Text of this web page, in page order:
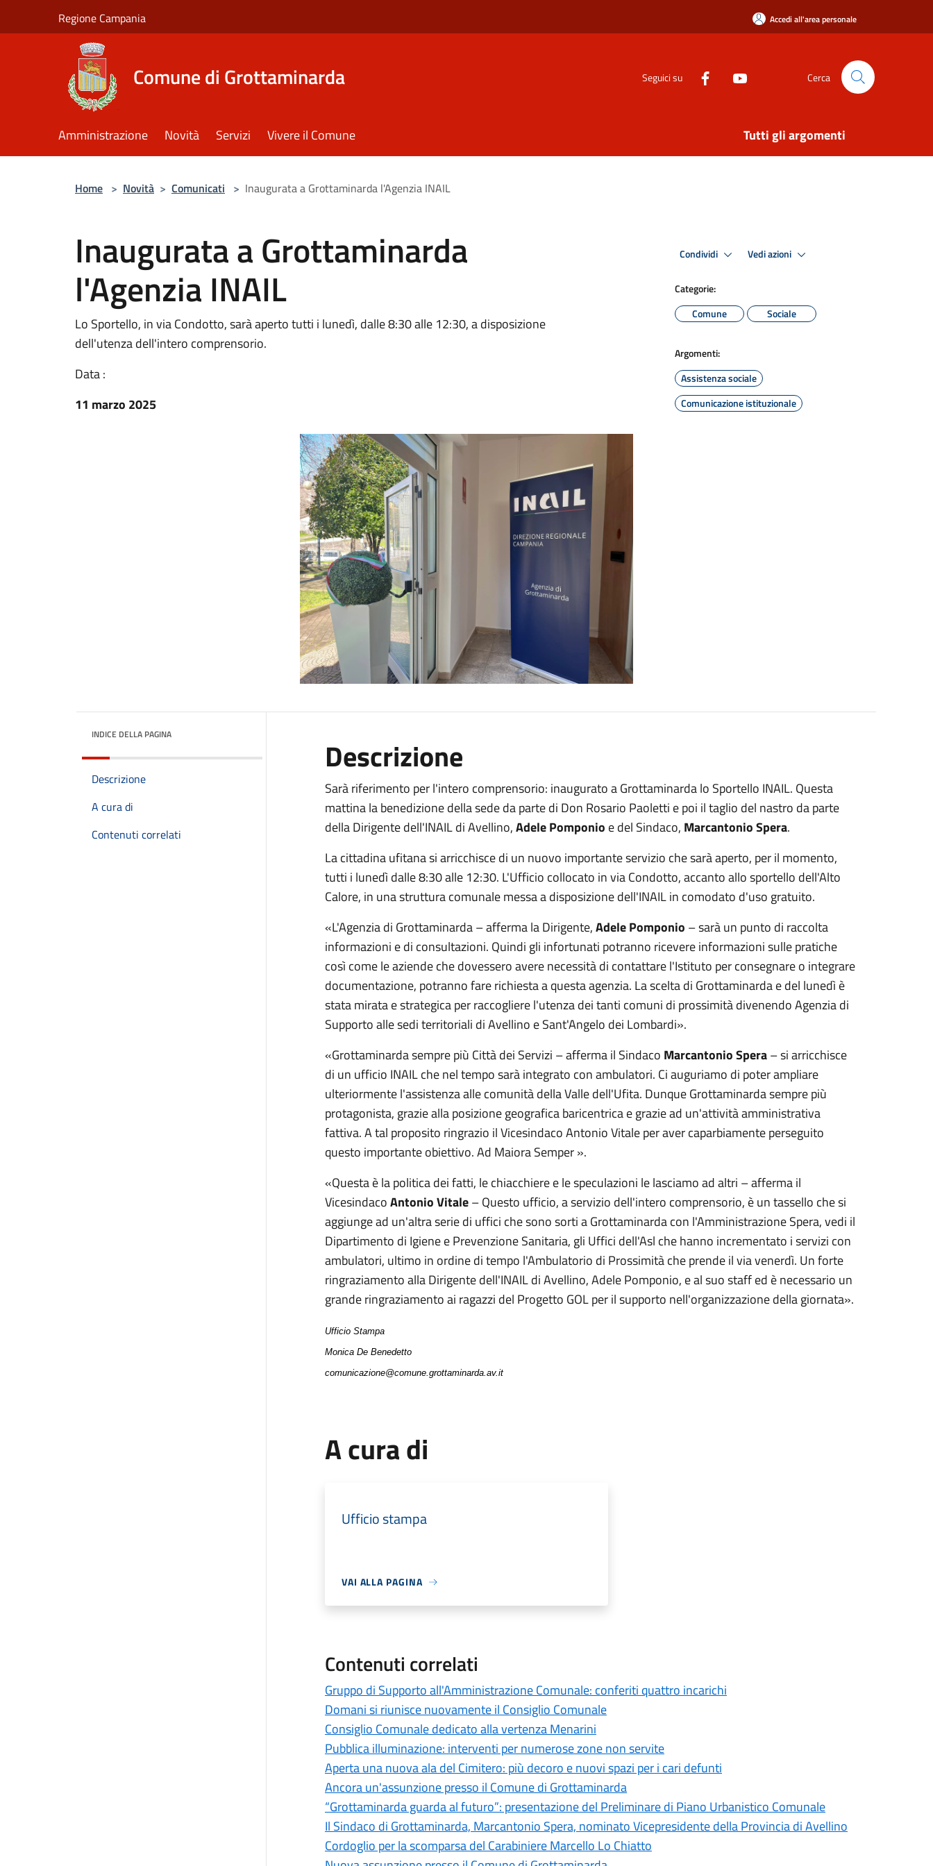
Regione Campania Accedi all'area personale
Comune di Grottaminarda Seguici su Cerca
Amministrazione Novità Servizi Vivere il Comune Tutti gli argomenti
Home > Novità > Comunicati > Inaugurata a Grottaminarda l'Agenzia INAIL
Inaugurata a Grottaminarda
l'Agenzia INAIL
Lo Sportello, in via Condotto, sarà aperto tutti i lunedì, dalle 8:30 alle 12:30, a disposizione
dell'utenza dell'intero comprensorio.
Data :
11 marzo 2025
Condividi Vedi azioni
Categorie:
Comune
Sociale
Argomenti:
Assistenza sociale
Comunicazione istituzionale
INDICE DELLA PAGINA
Descrizione
A cura di
Contenuti correlati
Descrizione
Sarà riferimento per l'intero comprensorio: inaugurato a Grottaminarda lo Sportello INAIL. Questa
mattina la benedizione della sede da parte di Don Rosario Paoletti e poi il taglio del nastro da parte
della Dirigente dell'INAIL di Avellino,Adele Pomponio e del Sindaco, Marcantonio Spera.
La cittadina ufitana si arricchisce di un nuovo importante servizio che sarà aperto, per il momento,
tutti i lunedì dalle 8:30 alle 12:30. L'Ufficio collocato in via Condotto, accanto allo sportello dell'Alto
Calore, in una struttura comunale messa a disposizione dell'INAIL in comodato d'uso gratuito.
«L'Agenzia di Grottaminarda– afferma la Dirigente,Adele Pomponio – sarà un punto di raccolta
informazioni e di consultazioni. Quindi gli infortunati potranno ricevere informazioni sulle pratiche
così come le aziende che dovessero avere necessità di contattare l'Istituto per consegnare o integrare
documentazione, potranno fare richiesta a questa agenzia. La scelta di Grottaminarda e del lunedì è
stata mirata e strategica per raccogliere l'utenza dei tanti comuni di prossimità divenendo Agenzia di
Supporto alle sedi territoriali di Avellino e Sant'Angelo dei Lombardi».
«Grottaminarda sempre più Città dei Servizi – afferma il Sindaco Marcantonio Spera– si arricchisce
di un ufficio INAIL che nel tempo sarà integrato con ambulatori. Ci auguriamo di poter ampliare
ulteriormente l'assistenza alle comunità della Valle dell'Ufita. Dunque Grottaminarda sempre più
protagonista, grazie alla posizione geografica baricentrica e grazie ad un'attività amministrativa
fattiva. A tal proposito ringrazio il Vicesindaco Antonio Vitale per aver caparbiamente perseguito
questo importante obiettivo. Ad Maiora Semper ».
«Questa è la politica dei fatti, le chiacchiere e le speculazioni le lasciamo ad altri – afferma il
VicesindacoAntonio Vitale– Questo ufficio, a servizio dell'intero comprensorio, è un tassello che si
aggiunge ad un'altra serie di uffici che sono sorti a Grottaminarda con l'Amministrazione Spera, vedi il
Dipartimento di Igiene e Prevenzione Sanitaria, gli Uffici dell'Asl che hanno incrementato i servizi con
ambulatori, ultimo in ordine di tempo l'Ambulatorio di Prossimità che prende il via venerdì. Un forte
ringraziamento alla Dirigente dell'INAIL di Avellino, Adele Pomponio, e al suo staff ed è necessario un
grande ringraziamento ai ragazzi del Progetto GOL per il supporto nell'organizzazione della giornata».
Ufficio Stampa
Monica De Benedetto
comunicazione@comune.grottaminarda.av.it
A cura di
Ufficio stampa
VAI ALLA PAGINA
Contenuti correlati
Gruppo di Supporto all'Amministrazione Comunale: conferiti quattro incarichi
Domani si riunisce nuovamente il Consiglio Comunale
Consiglio Comunale dedicato alla vertenza Menarini
Pubblica illuminazione: interventi per numerose zone non servite
Aperta una nuova ala del Cimitero: più decoro e nuovi spazi per i cari defunti
Ancora un'assunzione presso il Comune di Grottaminarda
“Grottaminarda guarda al futuro”: presentazione del Preliminare di Piano Urbanistico Comunale
Il Sindaco di Grottaminarda, Marcantonio Spera, nominato Vicepresidente della Provincia di Avellino
Cordoglio per la scomparsa del Carabiniere Marcello Lo Chiatto